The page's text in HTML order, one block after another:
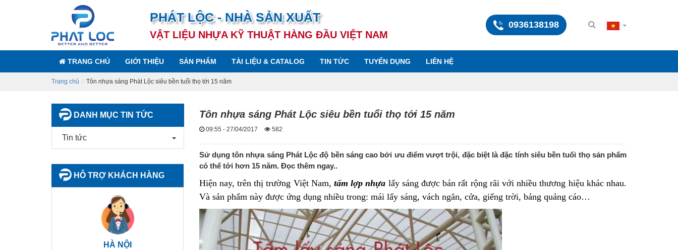
PHÁT LỘC - NHÀ SẢN XUẤT
VẬT LIỆU NHỰA KỸ THUẬT HÀNG ĐẦU VIỆT NAM
0936138198
TRANG CHỦ GIỚI THIỆU SẢN PHẨM TÀI LIỆU & CATALOG TIN TỨC TUYỂN DỤNG LIÊN HỆ
Trang chủ Tôn nhựa sáng Phát Lộc siêu bền tuổi thọ tới 15 năm
DANH MỤC TIN TỨC
Tin tức
HỖ TRỢ KHÁCH HÀNG
HÀ NỘI
Tôn nhựa sáng Phát Lộc siêu bền tuổi thọ tới 15 năm
09:55 - 27/04/2017 582
Sử dụng tôn nhựa sáng Phát Lộc độ bền sáng cao bởi ưu điểm vượt trội, đặc biệt là đặc tính siêu bền tuổi thọ sản phẩm
có thể tới hơn 15 năm. Đọc thêm ngay..
Hiện nay, trên thị trường Việt Nam, tấm lợp nhựa lấy sáng được bán rất rộng rãi với nhiều thương hiệu khác nhau.
Và sản phẩm này được ứng dụng nhiều trong: mái lấy sáng, vách ngăn, cửa, giếng trời, bảng quảng cáo…